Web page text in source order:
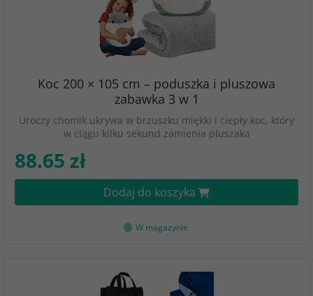
Koc 200 × 105 cm – poduszka i pluszowa
zabawka 3 w 1
Uroczy chomik ukrywa w brzuszku miękki i ciepły koc, który
w ciągu kilku sekund zamienia pluszaka
88.65 zł
Dodaj do koszyka
W magazynie